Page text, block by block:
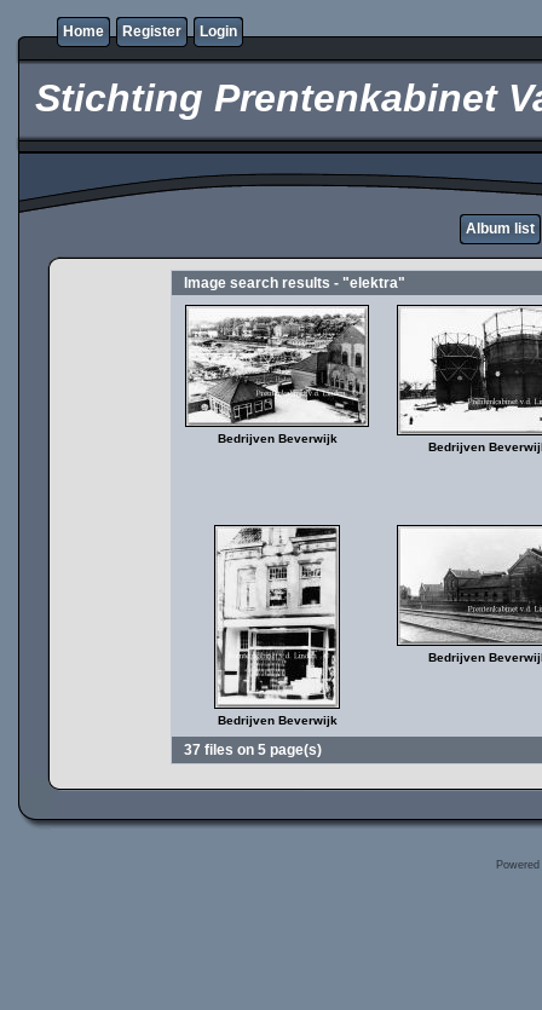
Home Register Login
Stichting Prentenkabinet
Album list
Image search results - "elektra"
Bedrijven Beverwijk
Bedrijven
Bedrijven Beverwijk
Bedrijven
37 files on 5 page(s)